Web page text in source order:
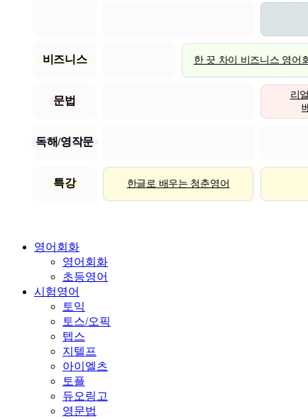
비즈니스 한 끗 차이 비즈니스 영어
문법
리
독해/영작문
특강 한글로 배우는 청춘영어
영어회화
영어회화
초등영어
시험영어
토익
토스/오픽
텝스
지텔프
아이엘츠
토플
듀오링고
영문법